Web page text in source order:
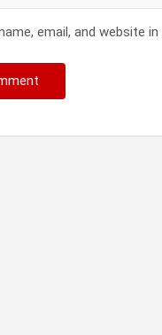
email, and website